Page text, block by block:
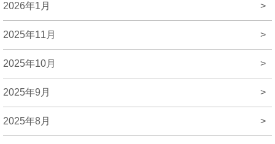
2026年1月 >
2025年11月 >
2025年10月 >
2025年9月 >
2025年8月 >